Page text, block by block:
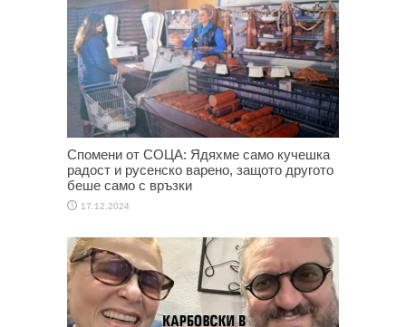
Спомени от СОЦА: Ядяхме само кучешка
радост и русенско варено, защото другото
беше само с връзки
17.12.2024